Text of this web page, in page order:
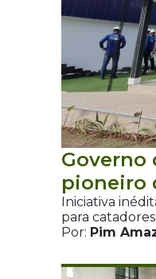
Governo
pioneiro
Iniciativa
para catadores
Por: Pim